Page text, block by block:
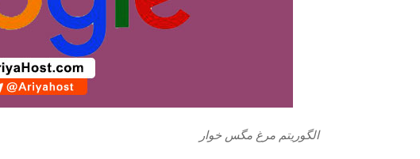
الگوریتم مرغ مگس خوار